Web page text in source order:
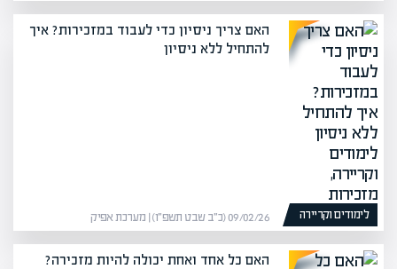
לימודים וקריירה
האם צריך ניסיון כדי לעבוד במזכירות? איך
להתחיל ללא ניסיון
09/02/26 (כ״ב שבט תשפ״ו) | מערכת אפיק
האם כל אחד ואחת יכולה להיות מזכירה?